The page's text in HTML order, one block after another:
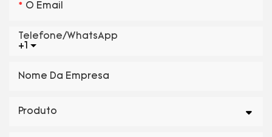
O Email
+1
Telefone/WhatsApp
Nome Da Empresa
Produto